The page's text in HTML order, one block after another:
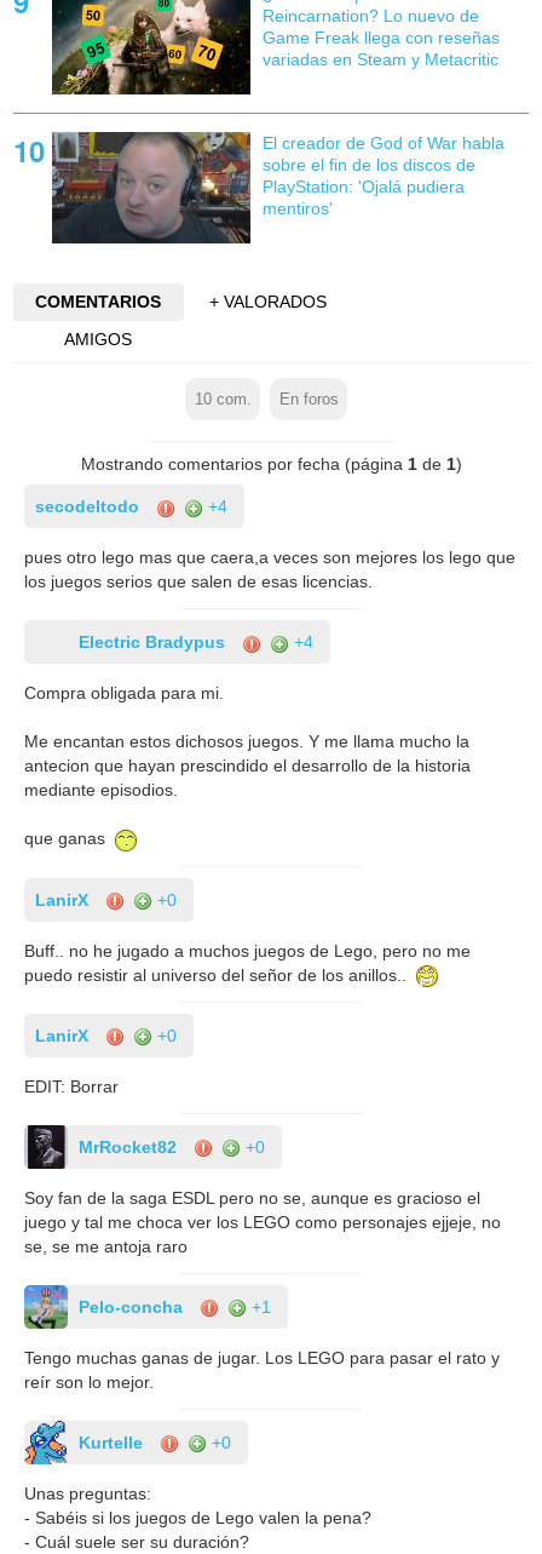
Reincarnation? Lo nuevo de
Game Freak llega con reseñas
variadas en Steam y Metacritic
El creador de God of War habla
sobre el fin de los discos de
PlayStation: 'Ojalá pudiera
mentiros'
COMENTARIOS
+ VALORADOS
AMIGOS
10com. En foros
Mostrando comentarios por fecha (página 1de 1)
secodeltodo +4
pues otro lego mas que caera,a veces son mejores los lego que
los juegos serios que salen de esas licencias.
Electric Bradypus +4
Compra obligada para mi.
Me encantan estos dichosos juegos. Y me llama mucho la
antecion que hayan prescindido el desarrollo de la historia
mediante episodios.
que ganas
LanirX +0
Buff.. no he jugado a muchos juegos de Lego, pero no me
puedo resistir al universo del señor de los anillos..
LanirX +0
EDIT: Borrar
MrRocket82 +0
Soy fan de la saga ESDL pero no se, aunque es gracioso el
juego y tal me choca ver los LEGO como personajes ejjeje, no
se, se me antoja raro
Pelo-concha +1
Tengo muchas ganas de jugar. Los LEGO para pasar el rato y
reír son lo mejor.
Kurtelle +0
Unas preguntas:
- Sabéis si los juegos de Lego valen la pena?
- Cuál suele ser su duración?